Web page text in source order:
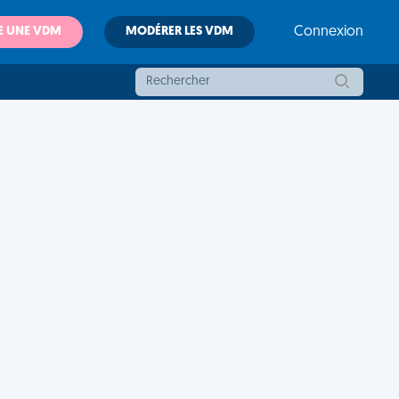
UNE VDM MODÉRER LES VDM Connexion